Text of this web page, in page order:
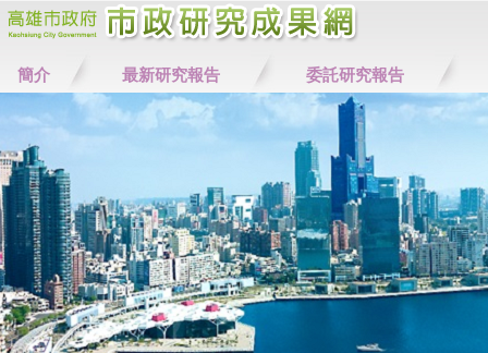
簡介 最新研究報告 委託研究報告